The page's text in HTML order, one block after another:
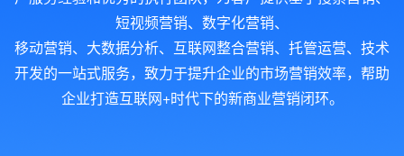
短视频营销、数字化营销、
移动营销、大数据分析、互联网整合营销、托管运营、技术
开发的一站式服务，致力于提升企业的市场营销效率，帮助
企业打造互联网+时代下的新商业营销闭环。